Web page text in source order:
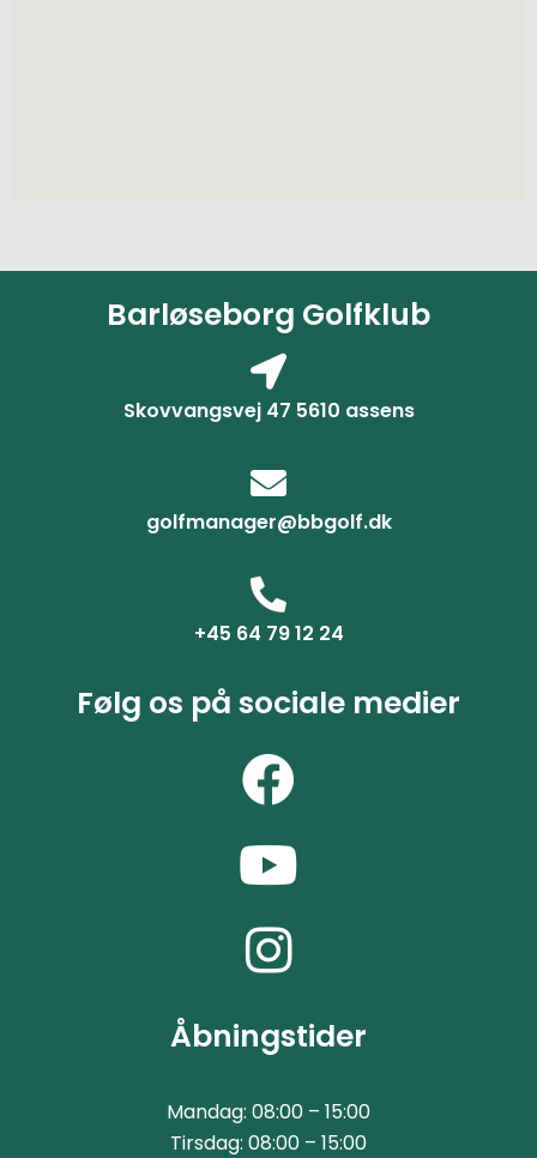
Barløseborg Golfklub
Skovvangsvej 47 5610 assens
golfmanager@bbgolf.dk
+45 64 79 12 24
Følg os på sociale medier
Åbningstider
Mandag: 08:00 – 15:00
Tirsdag: 08:00 – 15:00